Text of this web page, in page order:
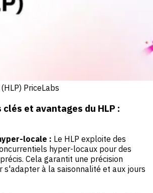
PriceLabs
et avantages du HLP :
locale : Le HLP exploite des
hyper-locaux pour des
Cela garantit une précision
s'adapter à la saisonnalité et aux jours